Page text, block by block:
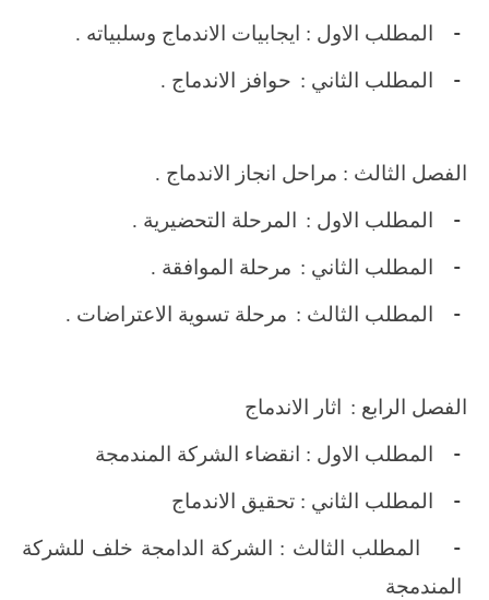
- المطلب الاول : ايجابيات الاندماج وسلبياته .
- المطلب الثاني : حوافز الاندماج .
الفصل الثالث : مراحل انجاز الاندماج .
- المطلب الاول : المرحلة التحضيرية .
- المطلب الثاني : مرحلة الموافقة .
- المطلب الثالث : مرحلة تسوية الاعتراضات .
الفصل الرابع : اثار الاندماج
- المطلب الاول : انقضاء الشركة المندمجة
- المطلب الثاني : تحقيق الاندماج
-
المطلب الثالث : الشركة الدامجة خلف للشركة
المندمجة